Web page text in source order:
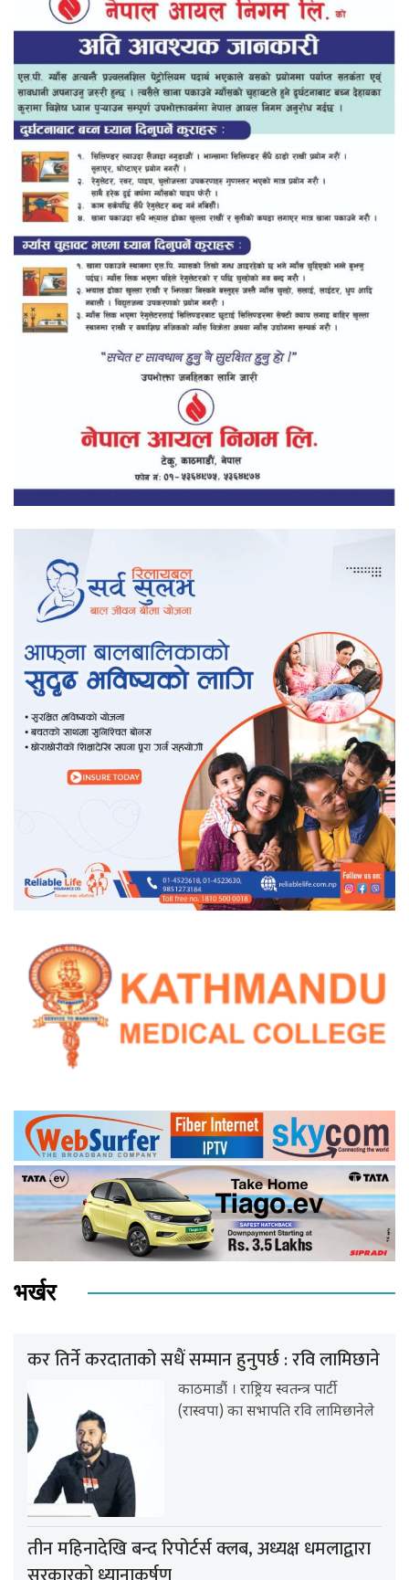
भर्खर
कर तिर्ने करदाताको सधैं सम्मान हुनुपर्छ : रवि लामिछाने
काठमाडौं । राष्ट्रिय स्वतन्त्र पार्टी
(रास्वपा) का सभापति रवि लामिछानेले
तीन महिनादेखि बन्द रिपोर्टर्स क्लब, अध्यक्ष धमलाद्वारा